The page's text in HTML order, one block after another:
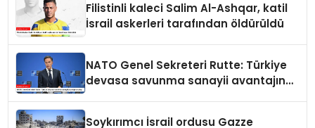
Filistinli kaleci Salim Al-Ashqar, katil
İsrail askerleri tarafından öldürüldü
NATO Genel Sekreteri Rutte: Türkiye
devasa savunma sanayii avantajına
Soykırımcı İsrail ordusu Gazze